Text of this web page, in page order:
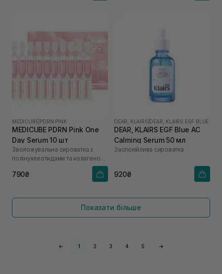
MEDICUBE PDRN PINK
MEDICUBE PDRN Pink One
Day Serum 10 шт
Зволожувальна сироватка з
полінуклеотидами та колагеном
790₴
DEAR, KLAIRS DEAR, KLAIRS EGF BLUE
DEAR, KLAIRS EGF Blue AC
Calming Serum 50 мл
Заспокійлива сироватка
920₴
Показати більше
← 1 2 3 4 5 →